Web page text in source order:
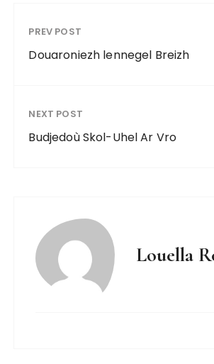
PREV POST
Douaroniezh lennegel Breizh
NEXT POST
Budjedoù Skol-Uhel Ar Vro
Louella